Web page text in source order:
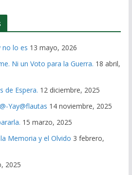
no lo es 13 mayo, 2026
Ni un Voto para la Guerra. 18 abril,
de Espera. 12 diciembre, 2025
Yay@flautas 14 noviembre, 2025
15 marzo, 2025
Memoria y el Olvido 3 febrero,
2025